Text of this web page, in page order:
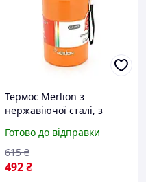
Термос Merlion з
нержавіючої сталі, з
ручкою для перенесення,
об'єм 600 мл., оранжевий
mayak
Готово до відправки
492₴
615 ₴